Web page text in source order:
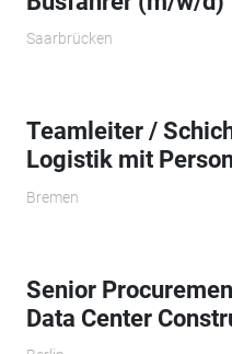
Saarbrücken
Teamleiter /
Logistik mit
Bremen
Senior
Data Center